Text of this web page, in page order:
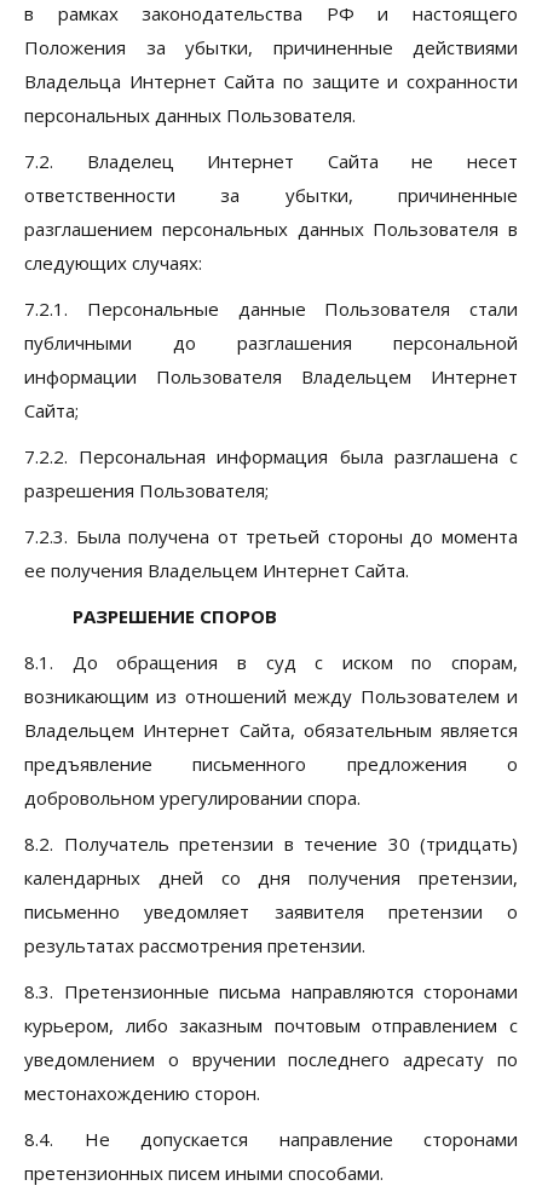
в рамках законодательства РФ и настоящего
Положения за убытки, причиненные действиями
Владельца Интернет Сайта по защите и сохранности
персональных данных Пользователя.
7.2. Владелец Интернет Сайта не несет
ответственности за убытки, причиненные
разглашением персональных данных Пользователя в
следующих случаях:
7.2.1. Персональные данные Пользователя стали
публичными до разглашения персональной
информации Пользователя Владельцем Интернет
Сайта;
7.2.2. Персональная информация была разглашена с
разрешения Пользователя;
7.2.3. Была получена от третьей стороны до момента
ее получения Владельцем Интернет Сайта.
РАЗРЕШЕНИЕ СПОРОВ
8.1. До обращения в суд с иском по спорам,
возникающим из отношений между Пользователем и
Владельцем Интернет Сайта, обязательным является
предъявление письменного предложения о
добровольном урегулировании спора.
8.2. Получатель претензии в течение 30 (тридцать)
календарных дней со дня получения претензии,
письменно уведомляет заявителя претензии о
результатах рассмотрения претензии.
8.3. Претензионные письма направляются сторонами
курьером, либо заказным почтовым отправлением с
уведомлением о вручении последнего адресату по
местонахождению сторон.
8.4. Не допускается направление сторонами
претензионных писем иными способами.